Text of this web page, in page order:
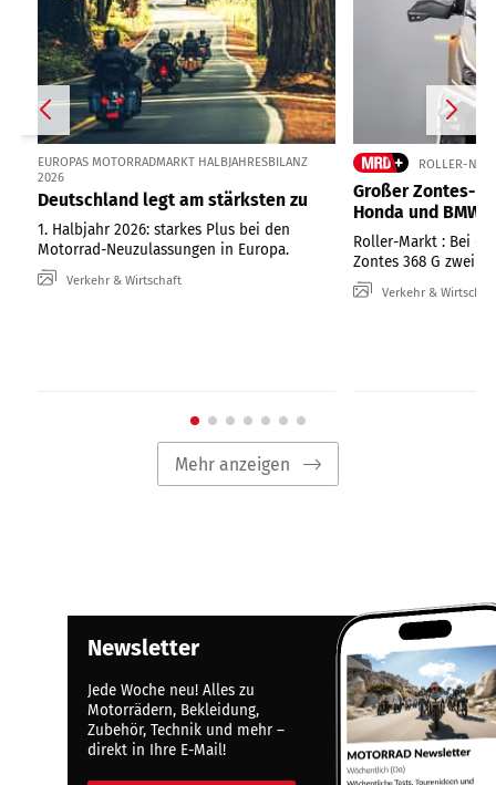
EUROPAS MOTORRADMARKT HALBJAHRESBILANZ
2026
Deutschland legt am stärksten zu
1. Halbjahr 2026: starkes Plus bei den
Motorrad-Neuzulassungen in Europa.
Verkehr & Wirtschaft
ROLLER-
Großer Zontes-
Honda und BMW
Roller-Markt : Bei
Zontes 368 G zwei
Verkehr &
Mehr anzeigen
Newsletter
Jede Woche neu! Alles zu
Motorrädern, Bekleidung,
Zubehör, Technik und mehr –
direkt in Ihre E-Mail!